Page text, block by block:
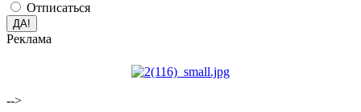
Отписаться
Реклама
-->